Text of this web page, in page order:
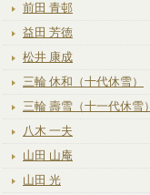
前田 青邨
益田 芳徳
松井 康成
三輪 休和（十代休雪）
三輪 壽雪（十一代休雪）
八木 一夫
山田 山庵
山田 光